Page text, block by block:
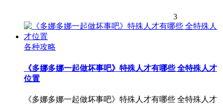
3
各种攻略
《多娜多娜一起做坏事吧》特殊人才有哪些 全特殊人才
位置
《多娜多娜一起做坏事吧》特殊人才有哪些 全特殊人才